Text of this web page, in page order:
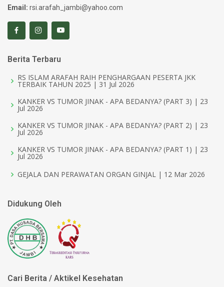
Email: rsi.arafah_jambi@yahoo.com
Berita Terbaru
RS ISLAM ARAFAH RAIH PENGHARGAAN PESERTA JKK
TERBAIK TAHUN 2025 | 31 Jul 2026
KANKER VS TUMOR JINAK - APA BEDANYA? (PART 3) | 23
Jul 2026
KANKER VS TUMOR JINAK - APA BEDANYA? (PART 2) | 23
Jul 2026
KANKER VS TUMOR JINAK - APA BEDANYA? (PART 1) | 23
Jul 2026
GEJALA DAN PERAWATAN ORGAN GINJAL | 12 Mar 2026
Didukung Oleh
Cari Berita / Aktikel Kesehatan